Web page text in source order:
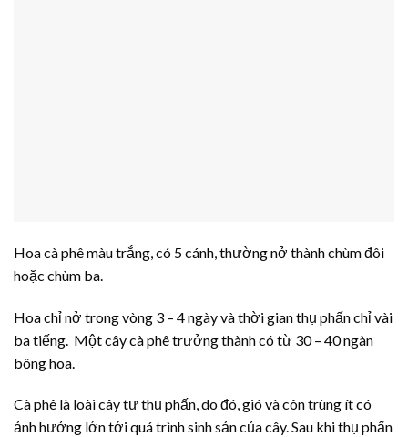
Hoa cà phê màu trắng, có 5 cánh, thường nở thành chùm đôi
hoặc chùm ba.
Hoa chỉ nở trong vòng 3 – 4 ngày và thời gian thụ phấn chỉ vài
ba tiếng. Một cây cà phê trưởng thành có từ 30 – 40 ngàn
bông hoa.
Cà phê là loài cây tự thụ phấn, do đó, gió và côn trùng ít có
ảnh hưởng lớn tới quá trình sinh sản của cây. Sau khi thụ phấn